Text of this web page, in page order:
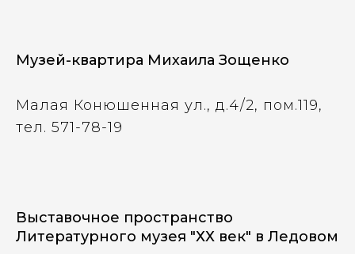
Музей-квартира Михаила Зощенко
Малая Конюшенная ул., д.4/2, пом.119,
тел. 571-78-19
Выставочное пространство
Литературного музея "ХХ век" в Ледовом